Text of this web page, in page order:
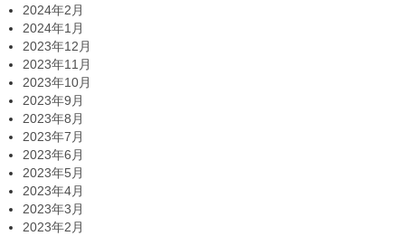
2024年2月
2024年1月
2023年12月
2023年11月
2023年10月
2023年9月
2023年8月
2023年7月
2023年6月
2023年5月
2023年4月
2023年3月
2023年2月